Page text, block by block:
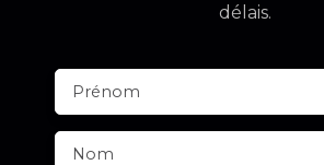
délais.
Prénom
Nom